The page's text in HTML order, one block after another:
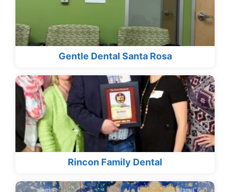
Gentle Dental Santa Rosa
Rincon Family Dental